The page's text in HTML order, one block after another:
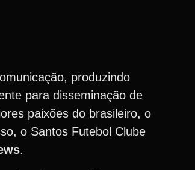
produzindo
para disseminação de
paixões do brasileiro, o
o Santos Futebol Clube
.